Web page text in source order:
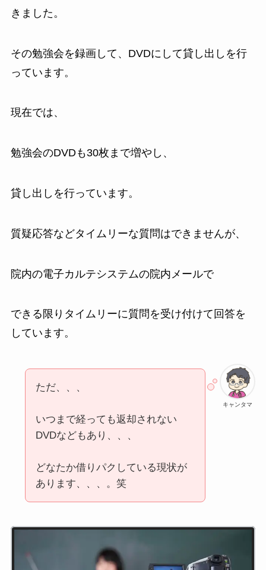
きました。
その勉強会を録画して、DVDにして貸し出しを行
っています。
現在では、
勉強会のDVDも30枚まで増やし、
貸し出しを行っています。
質疑応答などタイムリーな質問はできませんが、
院内の電子カルテシステムの院内メールで
できる限りタイムリーに質問を受け付けて回答を
しています。
キャンタマ
ただ、、、
いつまで経っても返却されない
DVDなどもあり、、、
どなたか借りパクしている現状が
あります、、、。笑